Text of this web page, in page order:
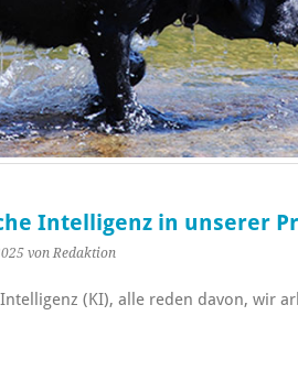
Intelligenz in unserer
von Redaktion
(KI), alle reden davon, wir